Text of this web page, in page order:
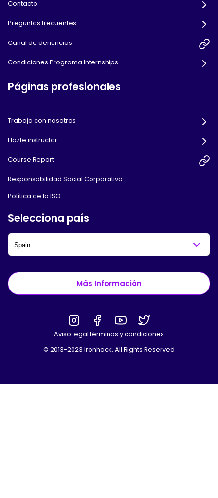
Contacto
Preguntas frecuentes
Canal de denuncias
Condiciones Programa Internships
Páginas profesionales
Trabaja con nosotros
Hazte instructor
Course Report
Responsabilidad Social Corporativa
Política de la ISO
Selecciona país
Más Información
Aviso legalTérminos y condiciones
© 2013-2023 Ironhack. All Rights Reserved